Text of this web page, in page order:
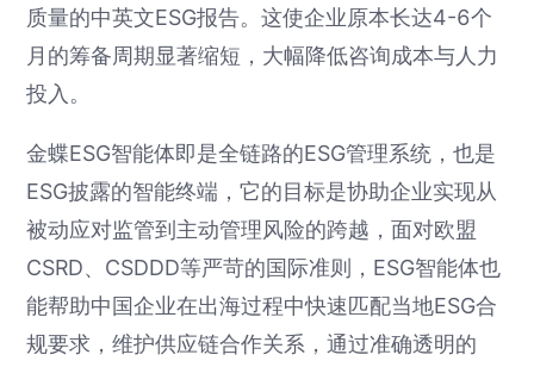
质量的中英文ESG报告。这使企业原本长达4-6个
月的筹备周期显著缩短，大幅降低咨询成本与人力
投入。
金蝶ESG智能体即是全链路的ESG管理系统，也是
ESG披露的智能终端，它的目标是协助企业实现从
被动应对监管到主动管理风险的跨越，面对欧盟
CSRD、CSDDD等严苛的国际准则，ESG智能体也
能帮助中国企业在出海过程中快速匹配当地ESG合
规要求，维护供应链合作关系，通过准确透明的